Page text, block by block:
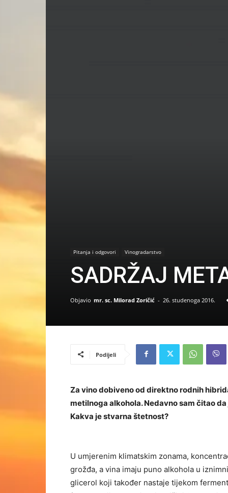
Pitanja i odgovori Vinogradarstvo
SADRŽAJ
Objavio mr. sc. Milorad Zoričić - 26. studenoga 2016.
Podijeli
Za vino dobiveno od direktno rodnih
metilnoga alkohola. Nedavno sam čitao
Kakva je stvarna štetnost?
U umjerenim klimatskim zonama,
grožđa, a vina imaju puno alkohola u
glicerol koji također nastaje tijekom